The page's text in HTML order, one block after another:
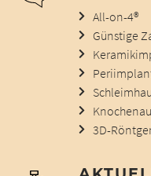
All-on-4®
Günstige
3D-